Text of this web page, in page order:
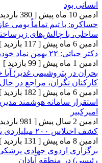
[ 380 بازدید ]
تیم تماماً بومی عازم
چالش‌های زیرساختی روبرو
[ 117 بازدید ]
ملی است
[ 99 بازدید ]
غدیر؛ آیا خشونت
مراجع در حال بررسی»
[ 182 بازدید ]
هوشمند مدیریت
[ 981 بازدید ]
خانم در تهران
[ 131 بازدید ]
جهادی پزشکی سلامت
آبادان